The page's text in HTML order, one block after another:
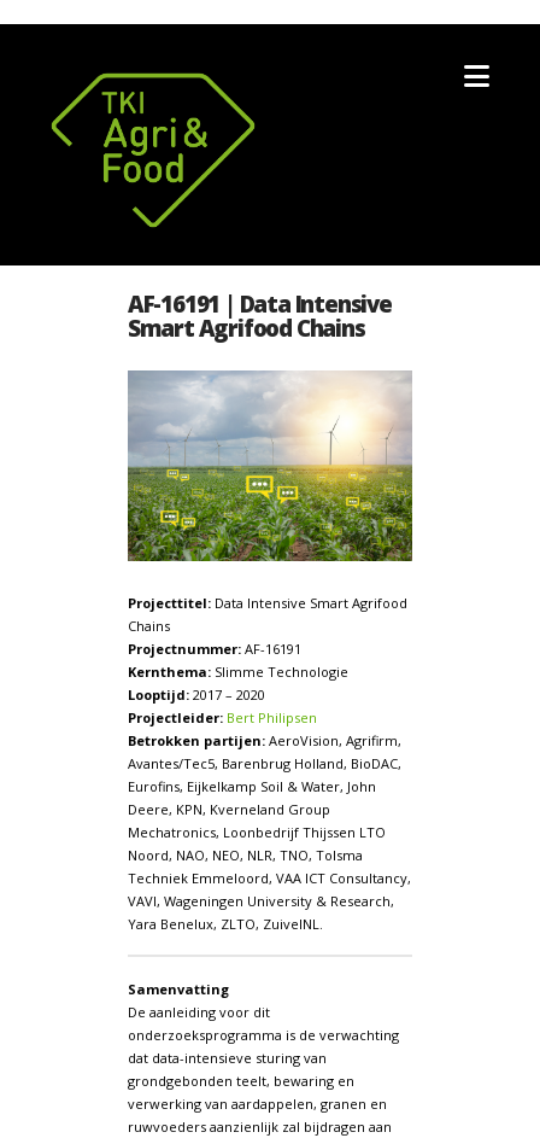
AF-16191 | Data Intensive
Smart Agrifood Chains
Projecttitel:Data Intensive Smart Agrifood
Chains
Projectnummer:AF-16191
Kernthema:Slimme Technologie
Looptijd:2017 – 2020
Projectleider: Bert Philipsen
Betrokken partijen: AeroVision, Agrifirm,
Avantes/Tec5, Barenbrug Holland, BioDAC,
Eurofins, Eijkelkamp Soil & Water, John
Deere, KPN, Kverneland Group
Mechatronics, Loonbedrijf Thijssen LTO
Noord, NAO, NEO, NLR, TNO, Tolsma
Techniek Emmeloord, VAA ICT Consultancy,
VAVI, Wageningen University & Research,
Yara Benelux, ZLTO, ZuivelNL.
Samenvatting
De aanleiding voor dit
onderzoeksprogramma is de verwachting
dat data-intensieve sturing van
grondgebonden teelt, bewaring en
verwerking van aardappelen, granen en
ruwvoeders aanzienlijk zal bijdragen aan